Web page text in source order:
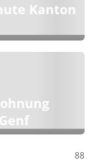
Kanton
88